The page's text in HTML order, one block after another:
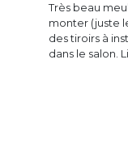
Très beau
monter (juste
des tiroirs à
dans le salon.